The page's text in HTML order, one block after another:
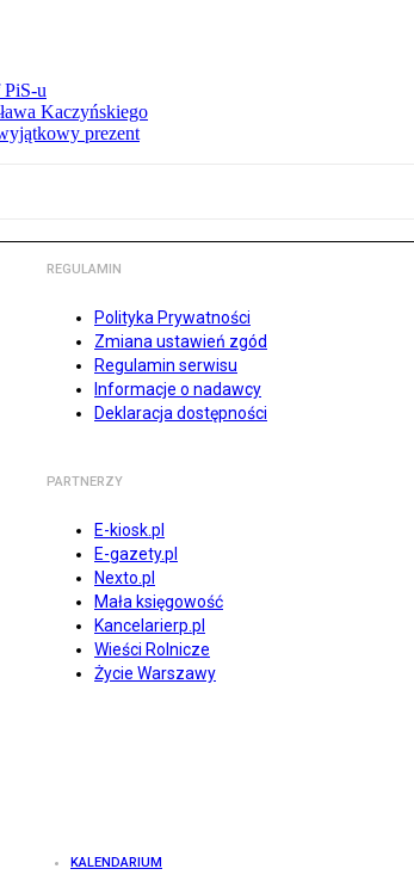
u
Kaczyńskiego
prezent
REGULAMIN
Polityka Prywatności
Zmiana ustawień zgód
Regulamin serwisu
Informacje o nadawcy
Deklaracja dostępności
PARTNERZY
E-kiosk.pl
E-gazety.pl
Nexto.pl
Mała księgowość
Kancelarierp.pl
Wieści Rolnicze
Życie Warszawy
KALENDARIUM